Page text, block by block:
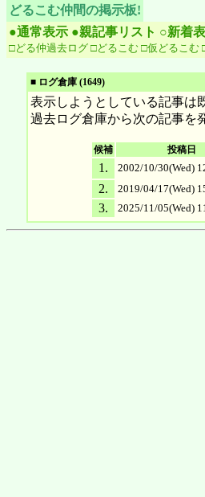
どるこむ仲間の掲示板!
●通常表示 ●親記事リスト ○新着
□どる仲過去ログ □どるこむ □仮どるこむ
■ ログ倉庫 (1649)
表示しようとしている記事は
過去ログ倉庫から次の記事を
候補 投稿日
1. 2002/10/30(Wed)
2.
2019/04/17(Wed)
3.
2025/11/05(Wed)